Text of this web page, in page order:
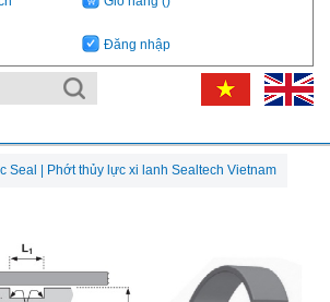
Đăng nhập
Seal | Phớt thủy lực xi lanh Sealtech Vietnam